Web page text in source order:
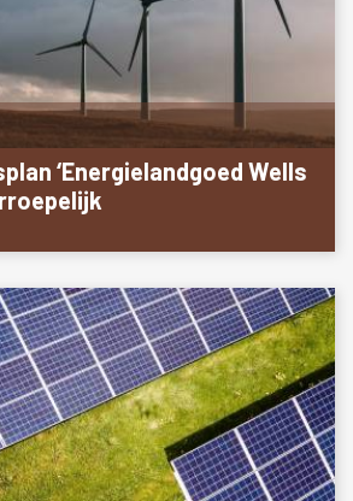
‘Energielandgoed Wells